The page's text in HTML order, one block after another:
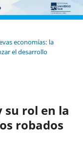
economías: la
el desarrollo
su rol en la
robados